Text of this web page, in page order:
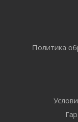
Политика